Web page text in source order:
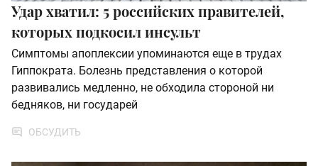
Удар хватил: 5 российских правителей,
которых подкосил инсульт
Симптомы апоплексии упоминаются еще в трудах
Гиппократа. Болезнь представления о которой
развивались медленно, не обходила стороной ни
бедняков, ни государей
ОБСУДИТЬ